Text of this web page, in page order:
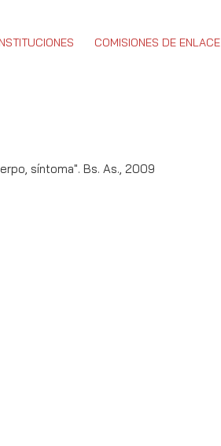
COMISIONES DE ENLACE
síntoma". Bs. As., 2009